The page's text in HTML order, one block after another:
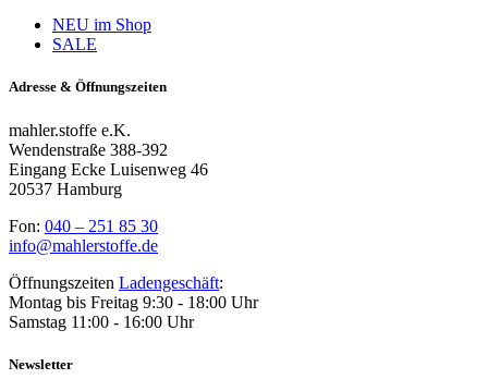
NEU im Shop
SALE
Adresse & Öffnungszeiten
mahler.stoffe e.K.
Wendenstraße 388-392
Eingang Ecke Luisenweg 46
20537 Hamburg
Fon: 040 – 251 85 30
info@mahlerstoffe.de
Öffnungszeiten Ladengeschäft:
Montag bis Freitag 9:30 - 18:00 Uhr
Samstag 11:00 - 16:00 Uhr
Newsletter